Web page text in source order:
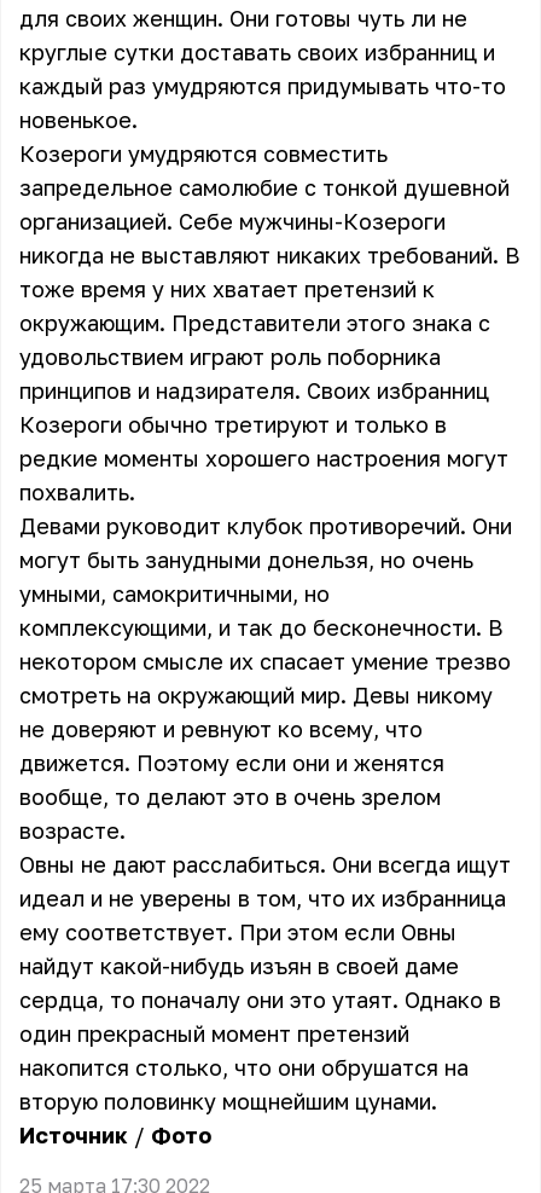
для своих женщин. Они готовы чуть ли не
круглые сутки доставать своих избранниц и
каждый раз умудряются придумывать что-то
новенькое.
Козероги умудряются совместить
запредельное самолюбие с тонкой душевной
организацией. Себе мужчины-Козероги
никогда не выставляют никаких требований. В
тоже время у них хватает претензий к
окружающим. Представители этого знака с
удовольствием играют роль поборника
принципов и надзирателя. Своих избранниц
Козероги обычно третируют и только в
редкие моменты хорошего настроения могут
похвалить.
Девами руководит клубок противоречий. Они
могут быть занудными донельзя, но очень
умными, самокритичными, но
комплексующими, и так до бесконечности. В
некотором смысле их спасает умение трезво
смотреть на окружающий мир. Девы никому
не доверяют и ревнуют ко всему, что
движется. Поэтому если они и женятся
вообще, то делают это в очень зрелом
возрасте.
Овны не дают расслабиться. Они всегда ищут
идеал и не уверены в том, что их избранница
ему соответствует. При этом если Овны
найдут какой-нибудь изъян в своей даме
сердца, то поначалу они это утаят. Однако в
один прекрасный момент претензий
накопится столько, что они обрушатся на
вторую половинку мощнейшим цунами.
Источник / Фото
25 марта 17:30 2022